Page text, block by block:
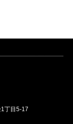
丁目5-17